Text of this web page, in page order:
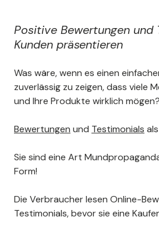
Positive Bewertungen und
Kunden präsentieren
Was wäre, wenn es einen
zuverlässig zu zeigen, dass viele
und Ihre Produkte wirklich mögen?
Bewertungen und Testimonials
Sie sind eine Art
Form!
Die Verbraucher lesen Online-
Testimonials, bevor sie eine